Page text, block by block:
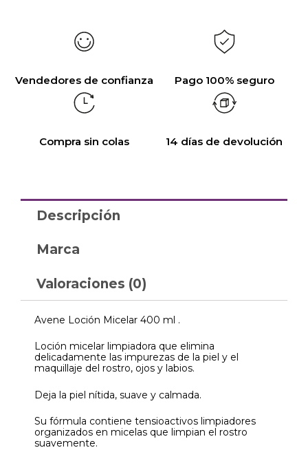
Vendedores de confianza Pago 100% seguro
Compra sin colas 14 días de devolución
Descripción
Marca
Valoraciones (0)
Avene Loción Micelar 400 ml .
Loción micelar limpiadora que elimina
delicadamente las impurezas de la piel y el
maquillaje del rostro, ojos y labios.
Deja la piel nítida, suave y calmada.
Su fórmula contiene tensioactivos limpiadores
organizados en micelas que limpian el rostro
suavemente.